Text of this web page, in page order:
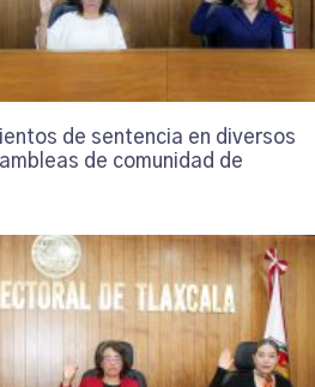
de sentencia en diversos
de comunidad de